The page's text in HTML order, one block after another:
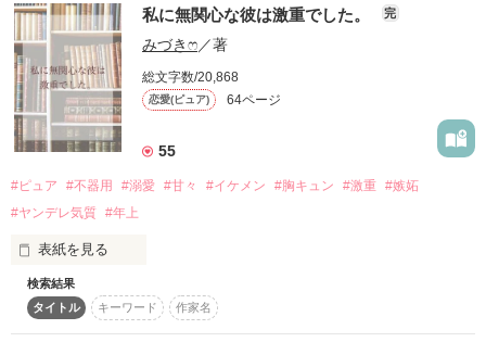
「も、やぁ……っ」
「やだ、じゃなくて、
気持ちいいって言ってみよっか」
‧✧̣̇‧
\★/Special Thanks\★/
葵翼様
＊マイメロ＊様
10m.k08様
Nqcham様
如月aoi様
実那月様
НАЯЦ様
佳川鈴奈様
ありがとうございます☆
作品を読む
「なんなんだよ、あれ。可愛いな」
いくら肩透かしを食らっても
気づけば心の中でデレてしまう僕は、
「……息ができないよ。なっちゃん」
私に無関心な彼は激重でした。 完
みづきෆ‪／著
総文字数/20,868
恋愛(ピュア) 64ページ
55
#ピュア #不器用 #溺愛 #甘々 #イケメン #胸キュン #激重 #嫉妬
#ヤンデレ気質 #年上
表紙を見る
{激重彼氏はいかがですか？}
高校の時から付き合って2年の彼氏がいる
検索結果
タイトル
キーワード 作家名